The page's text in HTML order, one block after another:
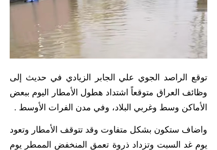
اخبار العراق
الاخبار السياسية
الاخبار الاقتصادية
الاخبار الرياضية
اخبار وقرارات وزارة التربية
توقع الراصد الجوي علي الجابر الزيادي في حديث إلى
وظائف العراق متوقعاً اشتداد هطول الأمطار اليوم ببعض
الأماكن وسط وغربي البلاد، وفي مدن الفرات الأوسط .
واضاف ستكون بشكل متفاوت وقد تتوقف الأمطار وتعود
يوم غد السبت وتزداد ذروة تعمق المنخفض الممطر يوم